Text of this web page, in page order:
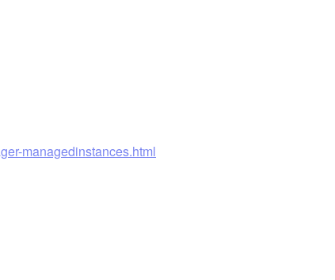
managedinstances.html